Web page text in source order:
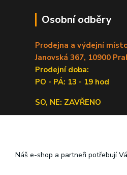
Osobní odběry
Prodejna a výdejní
Janovská 367, 10900
Prodejní doba:
PO - PÁ: 13 - 19 hod
SO, NE: ZAVŘENO
Náš e-shop a partneři potřebují